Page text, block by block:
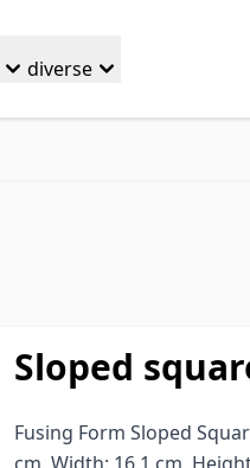
diverse
Sloped
Fusing Form Sloped